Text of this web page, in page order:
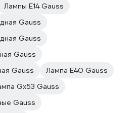
Лампы E14 Gauss
Gauss
Gauss
Gauss
Gauss
Лампа E40 Gauss
Gx53 Gauss
Gauss